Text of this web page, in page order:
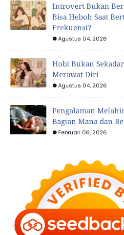
Introvert Bukan
Bisa Heboh Saat
Frekuensi?
Agustus 04, 2026
Hobi Bukan
Merawat Diri
Agustus 04, 2026
Pengalaman
Bagian Mana dan
Februari 06, 2026